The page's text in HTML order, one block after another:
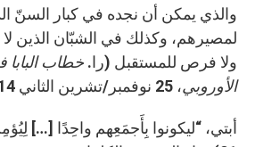
والذي يمكن أن نجده في كبار السنّ
لمصيرهم، وكذلك في الشبّان الذين
ولا فرص للمستقبل (را. خطاب البابا
الأوروبي، 25 نوفمبر/تشرين الثاني 2014).